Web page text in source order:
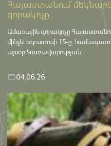
Հայաստանում
զորակոչը...
Ամառային զորակոչը
մինչև օգոստոսի 15-ը․
այսօր Կառավարության ...
04.06.26